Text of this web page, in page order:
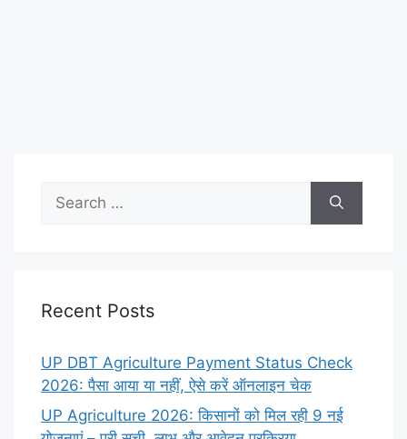
for:
Recent Posts
UP DBT Agriculture Payment Status Check
2026: पैसा आया या नहीं, ऐसे करें ऑनलाइन चेक
UP Agriculture 2026: किसानों को मिल रही 9 नई